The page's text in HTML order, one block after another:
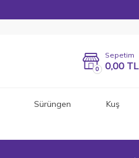
0
Sepetim
0,00 TL
Sürüngen Kuş